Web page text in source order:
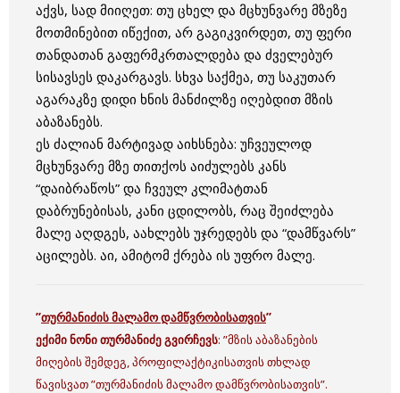
აქვს, სად მიიღეთ: თუ ცხელ და მცხუნვარე მზეზე
მოთმინებით იწექით, არ გაგიკვირდეთ, თუ ფერი
თანდათან გაფერმკრთალდება და ძველებურ
სისავსეს დაკარგავს. სხვა საქმეა, თუ საკუთარ
აგარაკზე დიდი ხნის მანძილზე იღებდით მზის
აბაზანებს.
ეს ძალიან მარტივად აიხსნება: უჩვეულოდ
მცხუნვარე მზე თითქოს აიძულებს კანს
“დაიბრაწოს” და ჩვეულ კლიმატთან
დაბრუნებისას, კანი ცდილობს, რაც შეიძლება
მალე აღდგეს, აახლებს უჯრედებს და “დამწვარს”
აცილებს. აი, ამიტომ ქრება ის უფრო მალე.
”თურმანიძის მალამო დამწვრობისათვის”
ექიმი ნონი თურმანიძე გვირჩევს: ”მზის აბაზანების
მიღების შემდეგ, პროფილაქტიკისათვის თხლად
წავისვათ ”თურმანიძის მალამო დამწვრობისათვის”.